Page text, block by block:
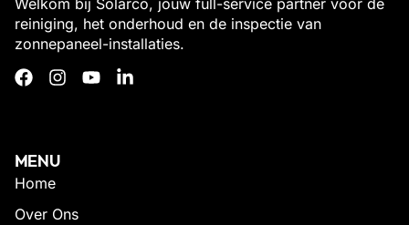
Welkom bij Solarco, jouw full-service partner voor de
reiniging, het onderhoud en de inspectie van
zonnepaneel-installaties.
MENU
Home
Over Ons